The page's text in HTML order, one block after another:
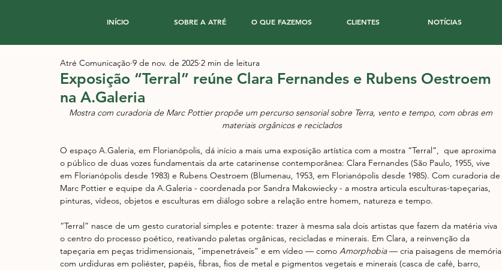
INÍCIO SOBRE A ATRÉ O QUE FAZEMOS CLIENTES NOTÍCIAS
Exposição “Terral” reúne Clara Fernandes e Rubens Oestroem
na A.Galeria
Atré Comunicação 9 de nov. de 2025 2 min de leitura
Mostra com curadoria de Marc Pottier propõe um percurso sensorial sobre Terra, vento e tempo, com obras em
materiais orgânicos e reciclados
O espaço A.Galeria, em Florianópolis, dá início a mais uma exposição artística com a mostra “Terral”,  que aproxima
o público de duas vozes fundamentais da arte catarinense contemporânea: Clara Fernandes (São Paulo, 1955, vive
em Florianópolis desde 1983) e Rubens Oestroem (Blumenau, 1953, em Florianópolis desde 1985). Com curadoria de
Marc Pottier e equipe da A.Galeria - coordenada por Sandra Makowiecky - a mostra articula esculturas-tapeçarias,
pinturas, vídeos, objetos e esculturas em diálogo sobre a relação entre homem, natureza e tempo.
“Terral” nasce de um gesto curatorial simples e potente: trazer à mesma sala dois artistas que fazem da matéria viva
o centro do processo poético, reativando paletas orgânicas, recicladas e minerais. Em Clara, a reinvenção da
tapeçaria em peças tridimensionais, “impenetráveis” e em vídeo — como Amorphobia — cria paisagens de memória
com urdiduras em poliéster, papéis, fibras, fios de metal e pigmentos vegetais e minerais (casca de café, barro,